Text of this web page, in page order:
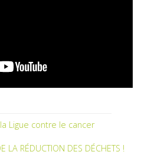
Ligue contre le cancer
LA RÉDUCTION DES DÉCHETS !